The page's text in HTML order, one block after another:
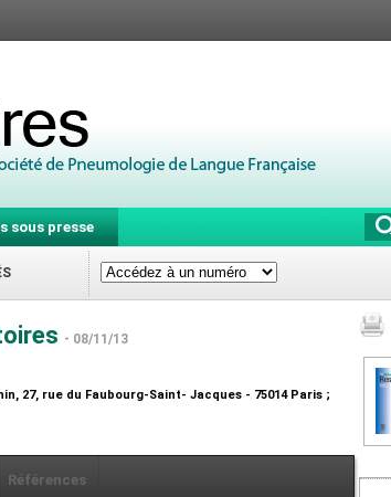
sous presse
- 08/11/13
27, rue du Faubourg-Saint- Jacques - 75014 Paris ;
Références